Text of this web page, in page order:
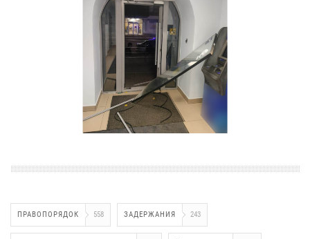
ПРАВОПОРЯДОК 558 ЗАДЕРЖАНИЯ 243